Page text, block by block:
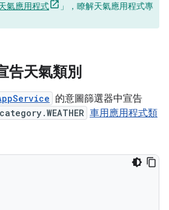
氣應用程式
」，瞭解天氣應用程式專
告天氣類別
的意圖篩選器中宣告
車用應用程式類